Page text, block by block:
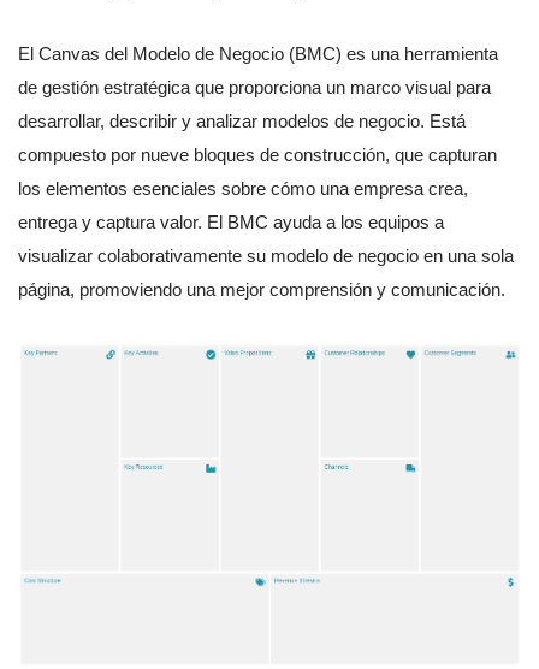
El Canvas del Modelo de Negocio (BMC) es una herramienta
de gestión estratégica que proporciona un marco visual para
desarrollar, describir y analizar modelos de negocio. Está
compuesto por nueve bloques de construcción, que capturan
los elementos esenciales sobre cómo una empresa crea,
entrega y captura valor. El BMC ayuda a los equipos a
visualizar colaborativamente su modelo de negocio en una sola
página, promoviendo una mejor comprensión y comunicación.